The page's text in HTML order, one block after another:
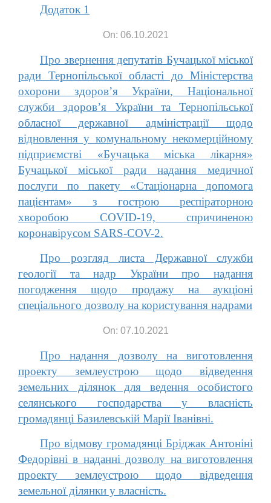
Додаток 1
On: 06.10.2021
Про звернення депутатів Бучацької міської
ради Тернопільської області до Міністерства
охорони здоров’я України, Національної
служби здоров’я України та Тернопільської
обласної державної адміністрації щодо
відновлення у комунальному некомерційному
підприємстві «Бучацька міська лікарня»
Бучацької міської ради надання медичної
послуги по пакету «Стаціонарна допомога
пацієнтам» з гострою респіраторною
хворобою COVID-19, спричиненою
коронавірусом SARS-COV-2.
Про розгляд листа Державної служби
геології та надр України про надання
погодження щодо продажу на аукціоні
спеціального дозволу на користування надрами
On: 07.10.2021
Про надання дозволу на виготовлення
проекту землеустрою щодо відведення
земельних ділянок для ведення особистого
селянського господарства у власність
громадянці Базилевській Марії Іванівні.
Про відмову громадянці Бріджак Антоніні
Федорівні в наданні дозволу на виготовлення
проекту землеустрою щодо відведення
земельної ділянки у власність.